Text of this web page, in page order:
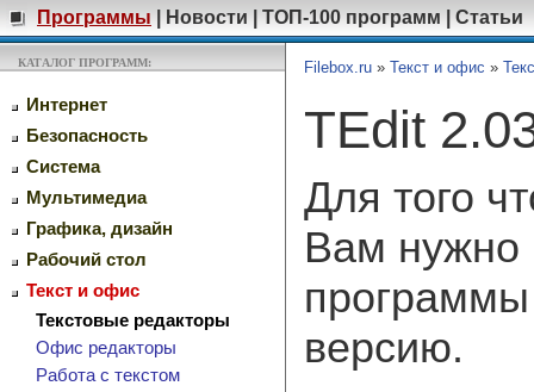
Программы Новости ТОП-100 программ Статьи
КАТАЛОГ ПРОГРАММ:
Интернет
Безопасность
Система
Мультимедиа
Графика, дизайн
Рабочий стол
Текст и офис
Текстовые редакторы
Офис редакторы
Работа с текстом
Filebox.ru » Текст и офис »
TEdit
Для того
Вам нужно
версию.